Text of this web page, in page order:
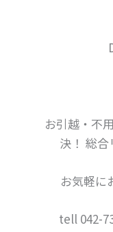
お引越・不
決！ 総合
お気軽に
tell 042-